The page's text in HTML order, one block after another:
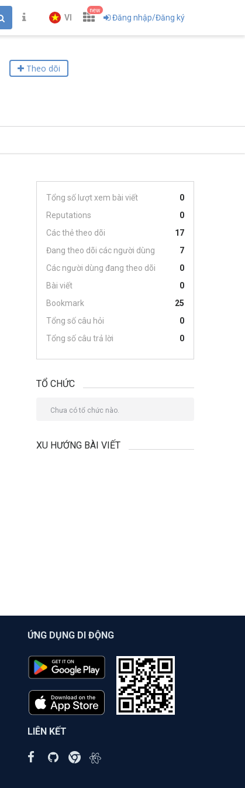
VI
new
Đăng nhập/Đăng ký
Theo dõi
Tổng số lượt xem bài viết
0
Reputations
0
Các thẻ theo dõi
17
Đang theo dõi các người dùng
7
Các người dùng đang theo dõi
0
Bài viết
0
Bookmark
25
Tổng số câu hỏi
0
Tổng số câu trả lời
0
TỔ CHỨC
Chưa có tổ chức nào.
XU HƯỚNG BÀI VIẾT
ỨNG DỤNG DI ĐỘNG
LIÊN KẾT